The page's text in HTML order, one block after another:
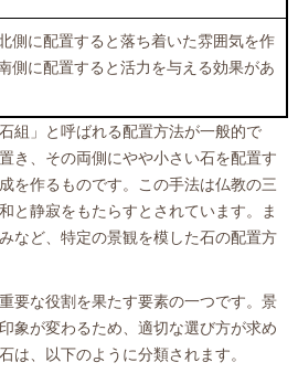
側に配置すると落ち着いた雰囲気を作
側に配置すると活力を与える効果があ
組」と呼ばれる配置方法が一般的で
き、その両側にやや小さい石を配置す
を作るものです。この手法は仏教の三
と静寂をもたらすとされています。ま
など、特定の景観を模した石の配置方
要な役割を果たす要素の一つです。景
象が変わるため、適切な選び方が求め
は、以下のように分類されます。